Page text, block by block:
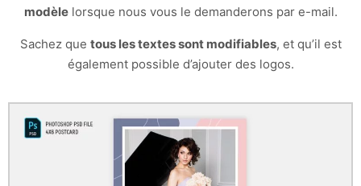
modèlelorsque nous vous le demanderons par e-mail.
Sachez que tous les textes sont modifiables, et qu’il est
également possible d’ajouter des logos.